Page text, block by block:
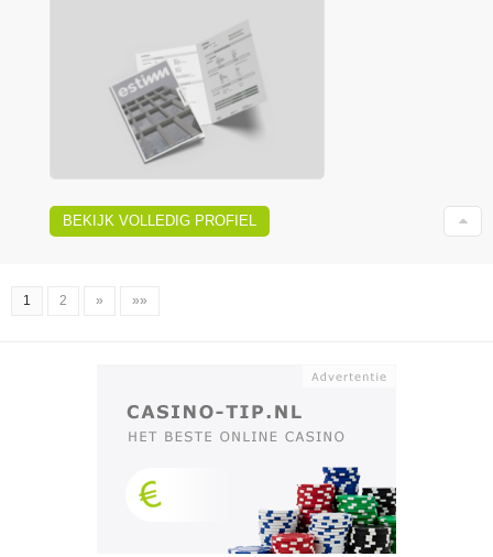
BEKIJK VOLLEDIG PROFIEL
1 2 » »»